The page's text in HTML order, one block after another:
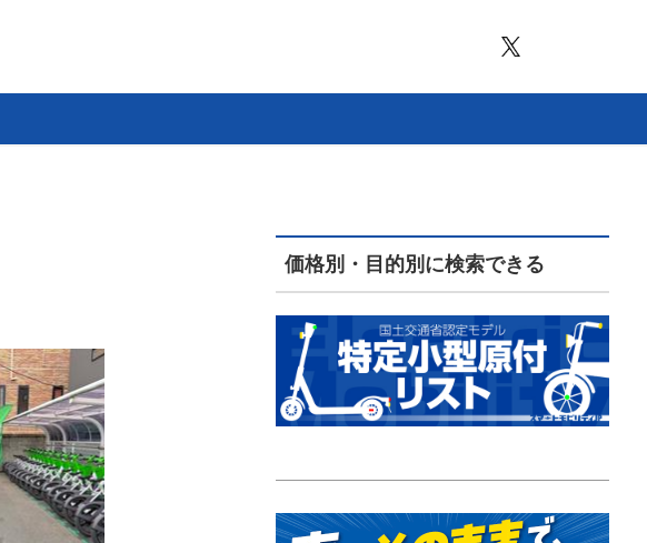
価格別・目的別に検索できる